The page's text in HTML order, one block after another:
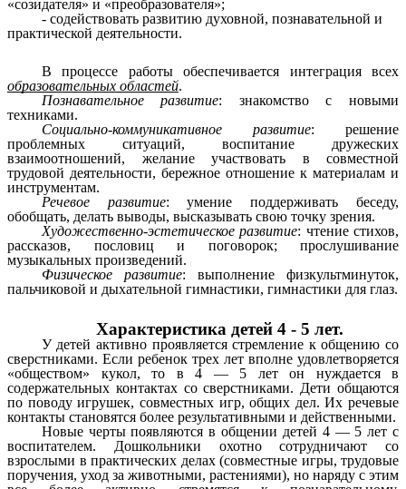
«созидателя» и «преобразователя»;
- содействовать развитию духовной, познавательной и
практической деятельности.
В процессе работы обеспечивается интеграция всех
образовательных областей.
Познавательное развитие: знакомство с новыми
техниками.
Социально-коммуникативное развитие: решение
проблемных ситуаций, воспитание дружеских
взаимоотношений, желание участвовать в совместной
трудовой деятельности, бережное отношение к материалам и
инструментам.
Речевое развитие: умение поддерживать беседу,
обобщать, делать выводы, высказывать свою точку зрения.
Художественно-эстетическое развитие: чтение стихов,
рассказов, пословиц и поговорок; прослушивание
музыкальных произведений.
Физическое развитие: выполнение физкультминуток,
пальчиковой и дыхательной гимнастики, гимнастики для глаз.
Характеристика детей 4 - 5 лет.
У детей активно проявляется стремление к общению со
сверстниками. Если ребенок трех лет вполне удовлетворяется
«обществом» кукол, то в 4 — 5 лет он нуждается в
содержательных контактах со сверстниками. Дети общаются
по поводу игрушек, совместных игр, общих дел. Их речевые
контакты становятся более результативными и действенными.
Новые черты появляются в общении детей 4 — 5 лет с
воспитателем. Дошкольники охотно сотрудничают со
взрослыми в практических делах (совместные игры, трудовые
поручения, уход за животными, растениями), но наряду с этим